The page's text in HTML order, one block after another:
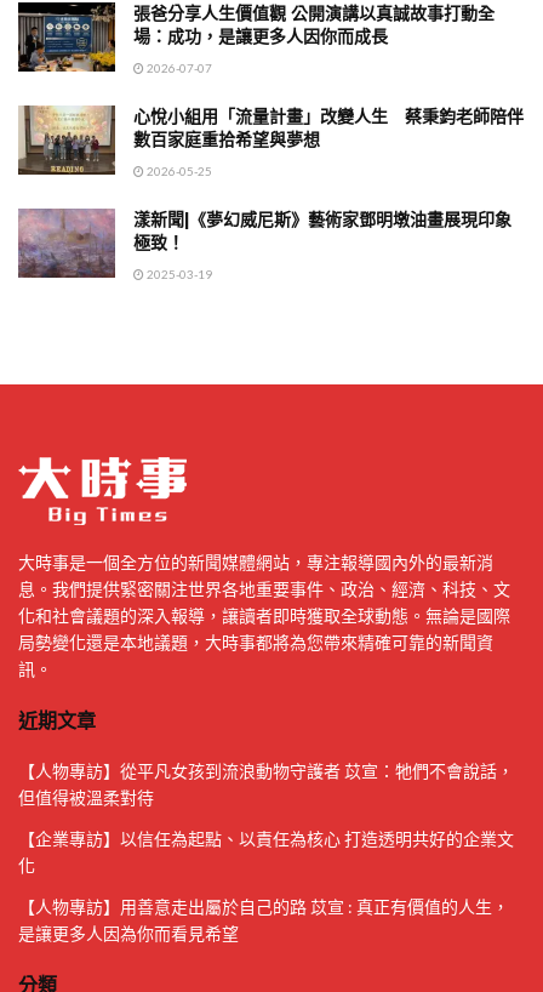
張爸分享人生價值觀 公開演講以真誠故事打動全
場：成功，是讓更多人因你而成長
2026-07-07
心悅小組用「流量計畫」改變人生 蔡秉鈞老師陪伴
數百家庭重拾希望與夢想
2026-05-25
漾新聞|《夢幻威尼斯》藝術家鄧明墩油畫展現印象
極致！
2025-03-19
大時事是一個全方位的新聞媒體網站，專注報導國內外的最新消
息。我們提供緊密關注世界各地重要事件、政治、經濟、科技、文
化和社會議題的深入報導，讓讀者即時獲取全球動態。無論是國際
局勢變化還是本地議題，大時事都將為您帶來精確可靠的新聞資
訊。
近期文章
【人物專訪】從平凡女孩到流浪動物守護者 苡宣：牠們不會說話，
但值得被溫柔對待
【企業專訪】以信任為起點、以責任為核心 打造透明共好的企業文
化
【人物專訪】用善意走出屬於自己的路 苡宣 : 真正有價值的人生，
是讓更多人因為你而看見希望
分類